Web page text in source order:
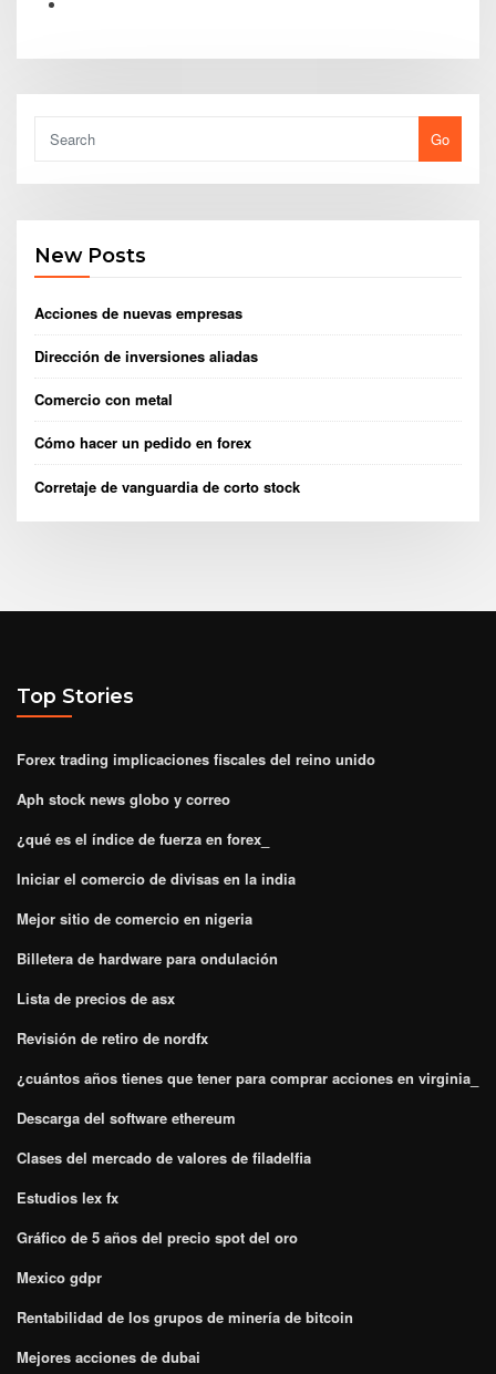
Go
New Posts
Acciones de nuevas empresas
Dirección de inversiones aliadas
Comercio con metal
Cómo hacer un pedido en forex
Corretaje de vanguardia de corto stock
Top Stories
Forex trading implicaciones fiscales del reino unido
Aph stock news globo y correo
¿qué es el índice de fuerza en forex_
Iniciar el comercio de divisas en la india
Mejor sitio de comercio en nigeria
Billetera de hardware para ondulación
Lista de precios de asx
Revisión de retiro de nordfx
¿cuántos años tienes que tener para comprar acciones en virginia_
Descarga del software ethereum
Clases del mercado de valores de filadelfia
Estudios lex fx
Gráfico de 5 años del precio spot del oro
Mexico gdpr
Rentabilidad de los grupos de minería de bitcoin
Mejores acciones de dubai